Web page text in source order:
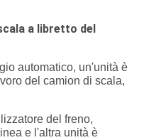
a libretto del
automatico, un'unità è
del camion di scala,
del freno,
e l'altra unità è